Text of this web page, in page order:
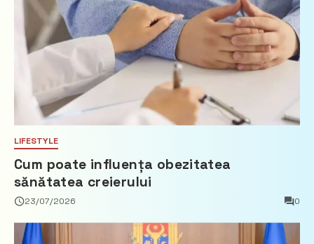
LIFESTYLE
Cum poate influența obezitatea
sănătatea creierului
23/07/2026 0